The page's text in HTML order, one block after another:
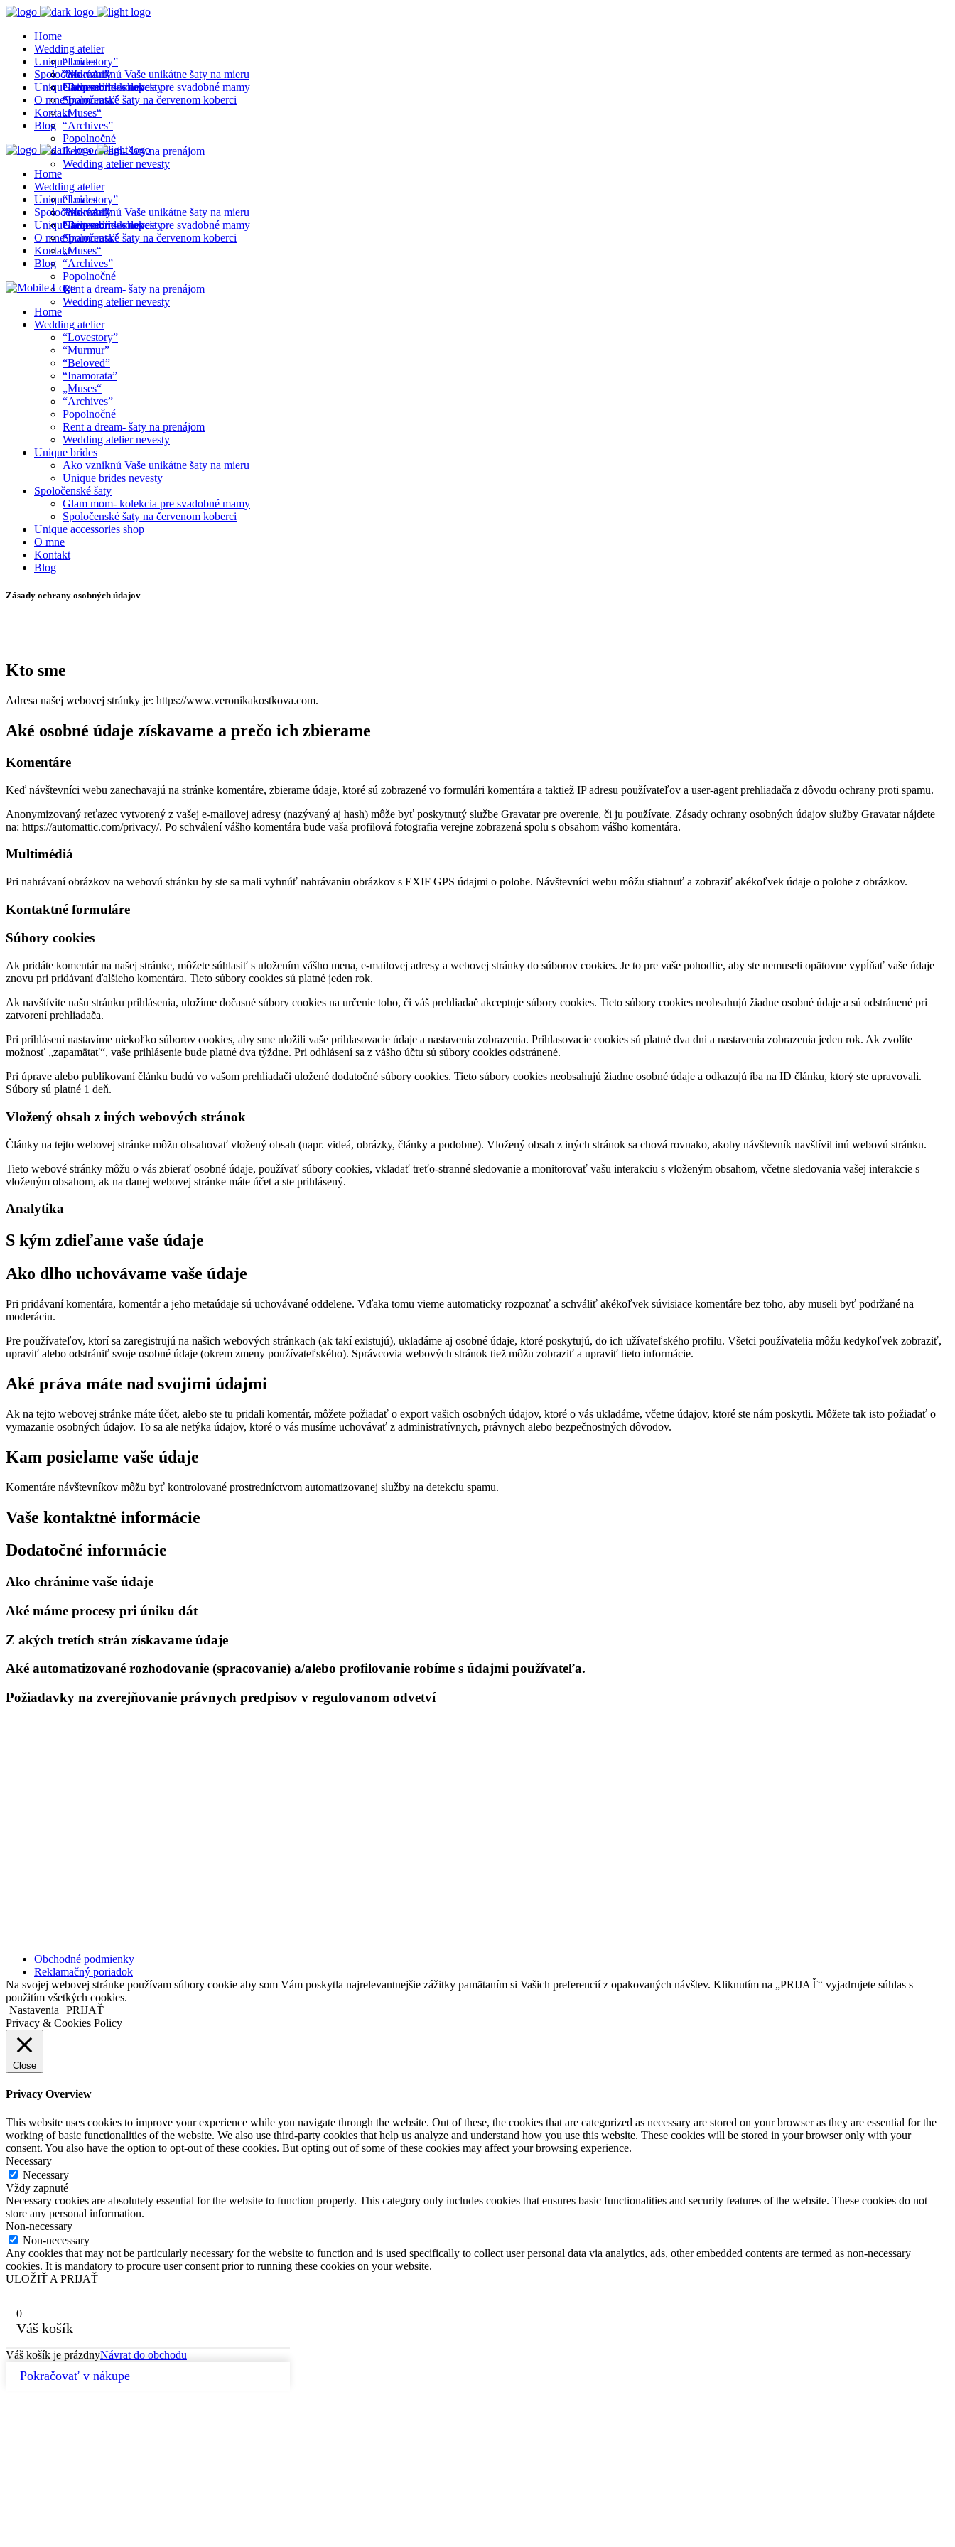
Home
Wedding atelier
“Lovestory”
“Murmur”
“Beloved”
“Inamorata”
„Muses“
“Archives”
Popolnočné
Rent a dream- šaty na prenájom
Wedding atelier nevesty
Unique brides
Ako vzniknú Vaše unikátne šaty na mieru
Unique brides nevesty
Spoločenské šaty
Glam mom- kolekcia pre svadobné mamy
Spoločenské šaty na červenom koberci
Unique accessories shop
O mne
Kontakt
Blog
Home
Wedding atelier
“Lovestory”
“Murmur”
“Beloved”
“Inamorata”
„Muses“
“Archives”
Popolnočné
Rent a dream- šaty na prenájom
Wedding atelier nevesty
Unique brides
Ako vzniknú Vaše unikátne šaty na mieru
Unique brides nevesty
Spoločenské šaty
Glam mom- kolekcia pre svadobné mamy
Spoločenské šaty na červenom koberci
Unique accessories shop
O mne
Kontakt
Blog
Home
Wedding atelier
“Lovestory”
“Murmur”
“Beloved”
“Inamorata”
„Muses“
“Archives”
Popolnočné
Rent a dream- šaty na prenájom
Wedding atelier nevesty
Unique brides
Ako vzniknú Vaše unikátne šaty na mieru
Unique brides nevesty
Spoločenské šaty
Glam mom- kolekcia pre svadobné mamy
Spoločenské šaty na červenom koberci
Unique accessories shop
O mne
Kontakt
Blog
Zásady ochrany osobných údajov
Kto sme
Adresa našej webovej stránky je: https://www.veronikakostkova.com.
Aké osobné údaje získavame a prečo ich zbierame
Komentáre
Keď návštevníci webu zanechavajú na stránke komentáre, zbierame údaje, ktoré sú zobrazené vo formulári komentára a taktiež IP adresu používateľov a user-agent prehliadača z dôvodu ochrany proti spamu.
Anonymizovaný reťazec vytvorený z vašej e-mailovej adresy (nazývaný aj hash) môže byť poskytnutý službe Gravatar pre overenie, či ju používate. Zásady ochrany osobných údajov služby Gravatar nájdete
na: https://automattic.com/privacy/. Po schválení vášho komentára bude vaša profilová fotografia verejne zobrazená spolu s obsahom vášho komentára.
Multimédiá
Pri nahrávaní obrázkov na webovú stránku by ste sa mali vyhnúť nahrávaniu obrázkov s EXIF GPS údajmi o polohe. Návštevníci webu môžu stiahnuť a zobraziť akékoľvek údaje o polohe z obrázkov.
Kontaktné formuláre
Súbory cookies
Ak pridáte komentár na našej stránke, môžete súhlasiť s uložením vášho mena, e-mailovej adresy a webovej stránky do súborov cookies. Je to pre vaše pohodlie, aby ste nemuseli opätovne vypĺňať vaše údaje
znovu pri pridávaní ďalšieho komentára. Tieto súbory cookies sú platné jeden rok.
Ak navštívite našu stránku prihlásenia, uložíme dočasné súbory cookies na určenie toho, či váš prehliadač akceptuje súbory cookies. Tieto súbory cookies neobsahujú žiadne osobné údaje a sú odstránené pri
zatvorení prehliadača.
Pri prihlásení nastavíme niekoľko súborov cookies, aby sme uložili vaše prihlasovacie údaje a nastavenia zobrazenia. Prihlasovacie cookies sú platné dva dni a nastavenia zobrazenia jeden rok. Ak zvolíte
možnosť „zapamätať“, vaše prihlásenie bude platné dva týždne. Pri odhlásení sa z vášho účtu sú súbory cookies odstránené.
Pri úprave alebo publikovaní článku budú vo vašom prehliadači uložené dodatočné súbory cookies. Tieto súbory cookies neobsahujú žiadne osobné údaje a odkazujú iba na ID článku, ktorý ste upravovali.
Súbory sú platné 1 deň.
Vložený obsah z iných webových stránok
Články na tejto webovej stránke môžu obsahovať vložený obsah (napr. videá, obrázky, články a podobne). Vložený obsah z iných stránok sa chová rovnako, akoby návštevník navštívil inú webovú stránku.
Tieto webové stránky môžu o vás zbierať osobné údaje, používať súbory cookies, vkladať treťo-stranné sledovanie a monitorovať vašu interakciu s vloženým obsahom, včetne sledovania vašej interakcie s
vloženým obsahom, ak na danej webovej stránke máte účet a ste prihlásený.
Analytika
S kým zdieľame vaše údaje
Ako dlho uchovávame vaše údaje
Pri pridávaní komentára, komentár a jeho metaúdaje sú uchovávané oddelene. Vďaka tomu vieme automaticky rozpoznať a schváliť akékoľvek súvisiace komentáre bez toho, aby museli byť podržané na
moderáciu.
Pre používateľov, ktorí sa zaregistrujú na našich webových stránkach (ak takí existujú), ukladáme aj osobné údaje, ktoré poskytujú, do ich užívateľského profilu. Všetci používatelia môžu kedykoľvek zobraziť,
upraviť alebo odstrániť svoje osobné údaje (okrem zmeny používateľského). Správcovia webových stránok tiež môžu zobraziť a upraviť tieto informácie.
Aké práva máte nad svojimi údajmi
Ak na tejto webovej stránke máte účet, alebo ste tu pridali komentár, môžete požiadať o export vašich osobných údajov, ktoré o vás ukladáme, včetne údajov, ktoré ste nám poskytli. Môžete tak isto požiadať o
vymazanie osobných údajov. To sa ale netýka údajov, ktoré o vás musíme uchovávať z administratívnych, právnych alebo bezpečnostných dôvodov.
Kam posielame vaše údaje
Komentáre návštevníkov môžu byť kontrolované prostredníctvom automatizovanej služby na detekciu spamu.
Vaše kontaktné informácie
Dodatočné informácie
Ako chránime vaše údaje
Aké máme procesy pri úniku dát
Z akých tretích strán získavame údaje
Aké automatizované rozhodovanie (spracovanie) a/alebo profilovanie robíme s údajmi používateľa.
Požiadavky na zverejňovanie právnych predpisov v regulovanom odvetví
Obchodné podmienky
Reklamačný poriadok
Na svojej webovej stránke používam súbory cookie aby som Vám poskytla najrelevantnejšie zážitky pamätaním si Vašich preferencií z opakovaných návštev. Kliknutím na „PRIJAŤ“ vyjadrujete súhlas s
použitím všetkých cookies.
Nastavenia
PRIJAŤ
Privacy & Cookies Policy
Close
Privacy Overview
This website uses cookies to improve your experience while you navigate through the website. Out of these, the cookies that are categorized as necessary are stored on your browser as they are essential for the
working of basic functionalities of the website. We also use third-party cookies that help us analyze and understand how you use this website. These cookies will be stored in your browser only with your
consent. You also have the option to opt-out of these cookies. But opting out of some of these cookies may affect your browsing experience.
Necessary
Necessary
Vždy zapnuté
Necessary cookies are absolutely essential for the website to function properly. This category only includes cookies that ensures basic functionalities and security features of the website. These cookies do not
store any personal information.
Non-necessary
Non-necessary
Any cookies that may not be particularly necessary for the website to function and is used specifically to collect user personal data via analytics, ads, other embedded contents are termed as non-necessary
cookies. It is mandatory to procure user consent prior to running these cookies on your website.
ULOŽIŤ A PRIJAŤ
0
Váš košík
Váš košík je prázdnyNávrat do obchodu
Pokračovať v nákupe